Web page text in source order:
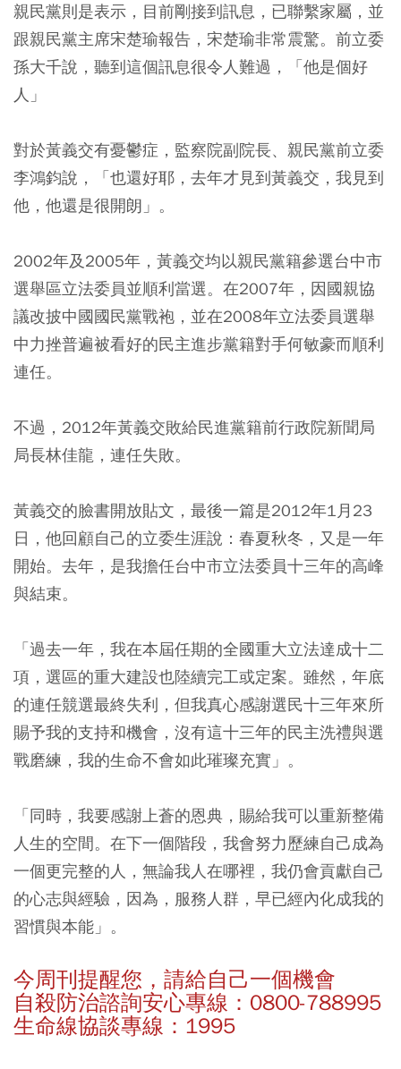
親民黨則是表示，目前剛接到訊息，已聯繫家屬，並
跟親民黨主席宋楚瑜報告，宋楚瑜非常震驚。前立委
孫大千說，聽到這個訊息很令人難過，「他是個好
人」
對於黃義交有憂鬱症，監察院副院長、親民黨前立委
李鴻鈞說，「也還好耶，去年才見到黃義交，我見到
他，他還是很開朗」。
2002年及2005年，黃義交均以親民黨籍參選台中市
選舉區立法委員並順利當選。在2007年，因國親協
議改披中國國民黨戰袍，並在2008年立法委員選舉
中力挫普遍被看好的民主進步黨籍對手何敏豪而順利
連任。
不過，2012年黃義交敗給民進黨籍前行政院新聞局
局長林佳龍，連任失敗。
黃義交的臉書開放貼文，最後一篇是2012年1月23
日，他回顧自己的立委生涯說：春夏秋冬，又是一年
開始。去年，是我擔任台中市立法委員十三年的高峰
與結束。
「過去一年，我在本屆任期的全國重大立法達成十二
項，選區的重大建設也陸續完工或定案。雖然，年底
的連任競選最終失利，但我真心感謝選民十三年來所
賜予我的支持和機會，沒有這十三年的民主洗禮與選
戰磨練，我的生命不會如此璀璨充實」。
「同時，我要感謝上蒼的恩典，賜給我可以重新整備
人生的空間。在下一個階段，我會努力歷練自己成為
一個更完整的人，無論我人在哪裡，我仍會貢獻自己
的心志與經驗，因為，服務人群，早已經內化成我的
習慣與本能」。
今周刊提醒您，請給自己一個機會
自殺防治諮詢安心專線：0800-788995
生命線協談專線：1995